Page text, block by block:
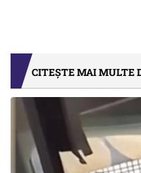
CITEȘTE MAI MULTE